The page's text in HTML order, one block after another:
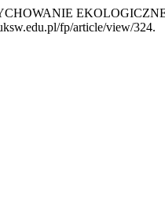
fp/article/view/324.